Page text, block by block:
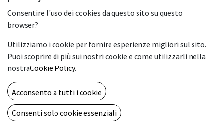
RILEGATRICE MOD. FOR
890.00€ 390.00€
Consentire l'uso dei cookies da questo sito su questo
browser?
Utilizziamo i cookie per fornire esperienze migliori sul sito.
Puoi scoprire di più sui nostri cookie e come utilizzarli nella
nostraCookie Policy.
Acconsento a tutti i cookie
Consenti solo cookie essenziali